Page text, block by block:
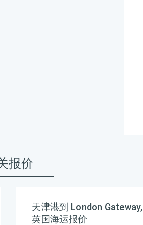
报价
天津港到 London Gateway,
英国海运报价